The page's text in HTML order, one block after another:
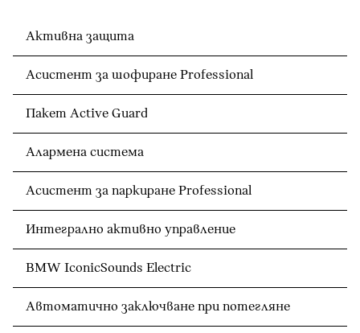
Активна защита
Асистент за шофиране Professional
Пакет Active Guard
Алармена система
Асистент за паркиране Professional
Интегрално активно управление
BMW IconicSounds Electric
Автоматично заключване при потегляне